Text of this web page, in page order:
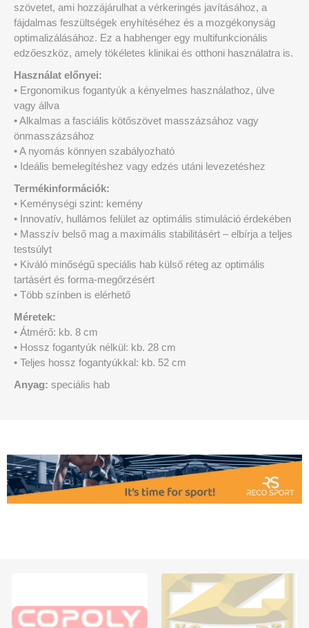
szövetet, ami hozzájárulhat a vérkeringés javításához, a
fájdalmas feszültségek enyhítéséhez és a mozgékonyság
optimalizálásához. Ez a habhenger egy multifunkcionális
edzőeszköz, amely tökéletes klinikai és otthoni használatra is.
Használat előnyei:
• Ergonomikus fogantyúk a kényelmes használathoz, ülve
vagy állva
• Alkalmas a fasciális kötőszövet masszázsához vagy
önmasszázsához
• A nyomás könnyen szabályozható
• Ideális bemelegítéshez vagy edzés utáni levezetéshez
Termékinformációk:
• Keménységi szint: kemény
• Innovatív, hullámos felület az optimális stimuláció érdekében
• Masszív belső mag a maximális stabilitásért – elbírja a teljes
testsúlyt
• Kiváló minőségű speciális hab külső réteg az optimális
tartásért és forma-megőrzésért
• Több színben is elérhető
Méretek:
• Átmérő: kb. 8 cm
• Hossz fogantyúk nélkül: kb. 28 cm
• Teljes hossz fogantyúkkal: kb. 52 cm
Anyag: speciális hab